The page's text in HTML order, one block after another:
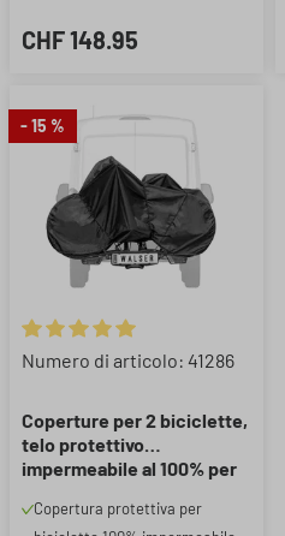
CHF 148.95
- 15 %
Valutazione media di 5 su 5 stelle
Numero di articolo: 41286
Coperture per 2 biciclette,
telo protettivo
impermeabile al 100% per
biciclette con elastici di
Copertura protettiva per